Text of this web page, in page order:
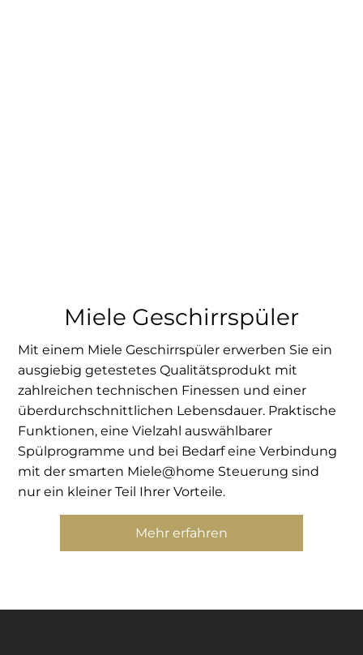
Miele Geschirrspüler
Mit einem Miele Geschirrspüler erwerben Sie ein
ausgiebig getestetes Qualitätsprodukt mit
zahlreichen technischen Finessen und einer
überdurchschnittlichen Lebensdauer. Praktische
Funktionen, eine Vielzahl auswählbarer
Spülprogramme und bei Bedarf eine Verbindung
mit der smarten Miele@home Steuerung sind
nur ein kleiner Teil Ihrer Vorteile.
Mehr erfahren